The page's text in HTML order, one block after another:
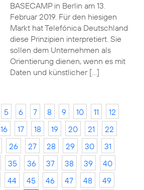
BASECAMP in Berlin am 13.
Februar 2019. Für den hiesigen
Markt hat Telefónica Deutschland
diese Prinzipien interpretiert. Sie
sollen dem Unternehmen als
Orientierung dienen, wenn es mit
Daten und künstlicher […]
5 6 7 8 9 10 11
12
16 17 18 19 20 21
22
26 27 28 29 30
31
35 36 37 38 39
40
44 45 46 47 48
49